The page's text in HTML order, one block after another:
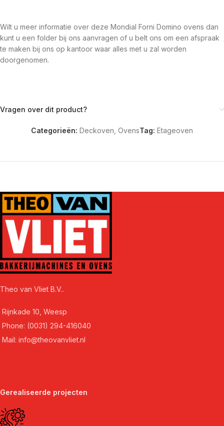
Wilt u meer informatie over deze Mondial Forni Domino ovens dan
kunt u een folder bij ons aanvragen of u belt ons om een afspraak
te maken bij ons op kantoor waar alles met u zal worden
doorgenomen.
Vragen over dit product?
Categorieën: Deckoven OvensTag: Etageoven
Theo van Vliet B.V..
Rijnkade 10, Weesp
Phone: (0031) 294-416040
Mail: info@theovanvliet.nl
Gerealiseerde projecten